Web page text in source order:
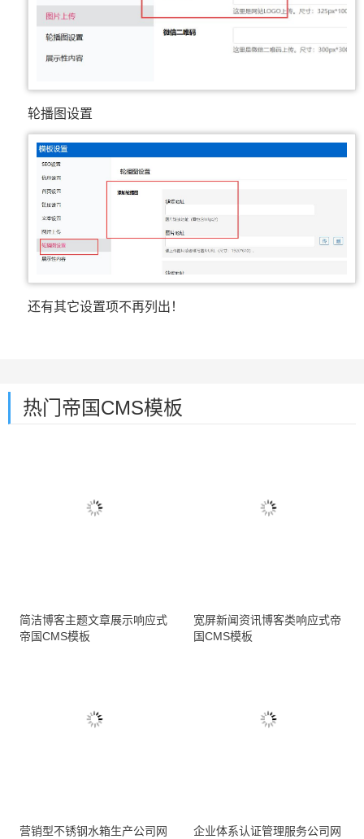
轮播图设置
还有其它设置项不再列出！
热门帝国CMS模板
简洁博客主题文章展示响应式
帝国CMS模板
宽屏新闻资讯博客类响应式帝
国CMS模板
营销型不锈钢水箱生产公司网
企业体系认证管理服务公司网